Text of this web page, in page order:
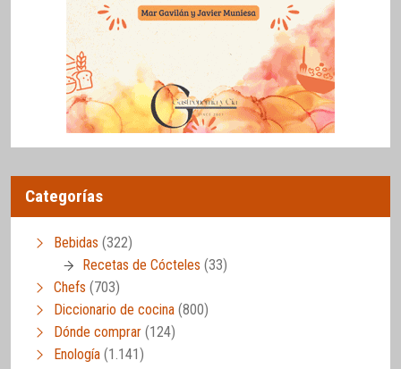
Categorías
Bebidas (322)
Recetas de Cócteles (33)
Chefs (703)
Diccionario de cocina (800)
Dónde comprar (124)
Enología (1.141)